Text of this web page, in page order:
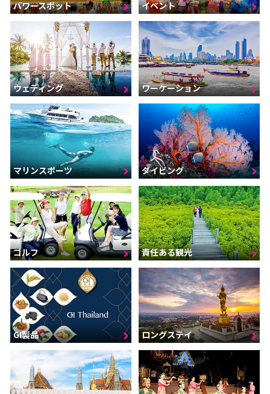
パワースポット イベント
ウェディング ワーケーション
マリンスポーツ ダイビング
ゴルフ 責任ある観光
GI製品 ロングステイ